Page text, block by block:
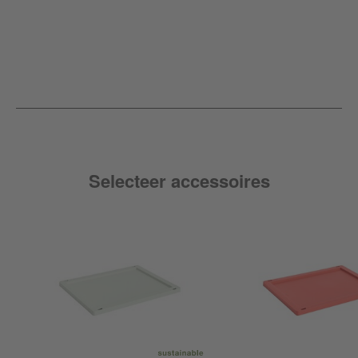
Selecteer accessoires